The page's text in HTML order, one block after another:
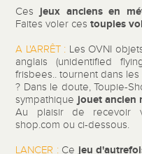
Ces jeux anciens en
Faites voler cestoupies
A L'ARRÊT : Les OVNI
anglais (unidentified
frisbees.. tournent dans
? Dans le doute, Toupie-
sympathique jouet ancien
Au plaisir de recevoir
shop.com ou ci-dessous.
LANCER : Ce jeu